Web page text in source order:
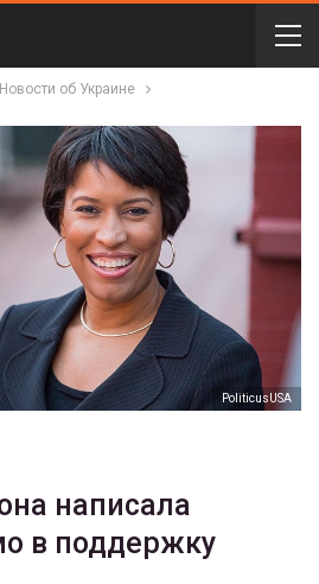
Новости об Украине
PoliticusUSA
написала
в поддержку